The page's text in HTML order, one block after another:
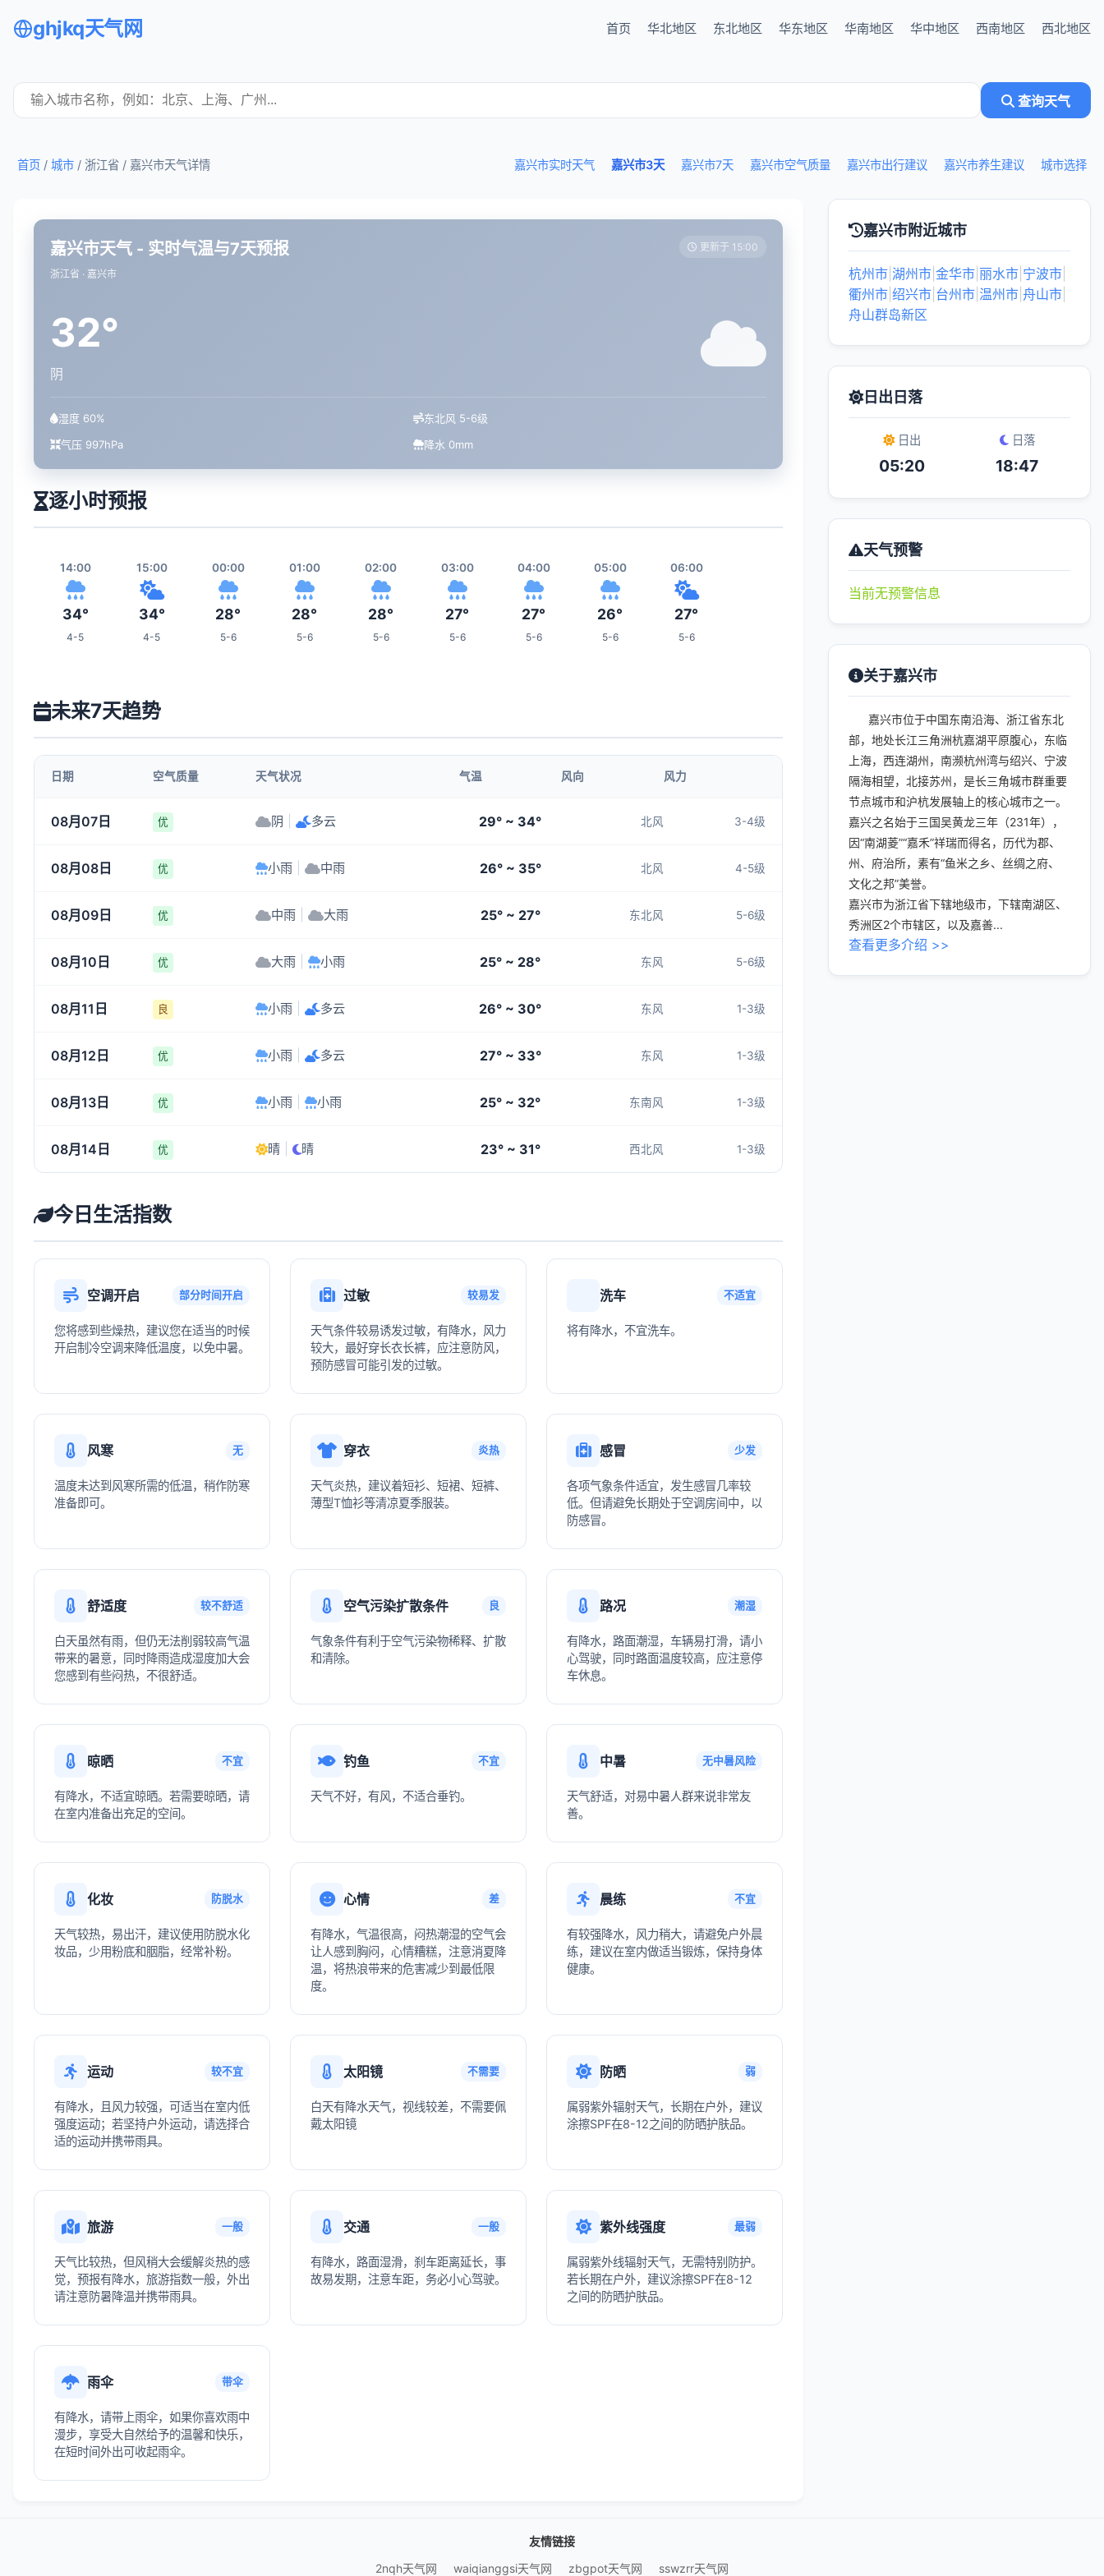
ghjkq天气网 首页 华北地区 东北地区 华东地区 华南地区 华中地区 西南地区 西北地区
查询天气
嘉兴市实时天气 嘉兴市3天 嘉兴市7天 嘉兴市空气质量 嘉兴市出行建议 嘉兴市养生建议 城市选择
首页 / 城市 / 浙江省 / 嘉兴市天气详情
嘉兴市天气 - 实时气温与7天预报
浙江省 · 嘉兴市
更新于 15:00
32°
阴
湿度 60%
东北风 5-6级
气压 997hPa
降水 0mm
逐小时预报
14:00
34°
4-5
15:00
34°
4-5
00:00
28°
5-6
01:00
28°
5-6
02:00
28°
5-6
03:00
27°
5-6
04:00
27°
5-6
05:00
26°
5-6
06:00
27°
5-6
5-6 5-6 5-6 4-5 5-6 5-6 5-6 5-6 4-5
4-5 4-5 3-4
未来7天趋势
日期 空气质量 天气状况 气温 风向 风力
08月07日 优 阴 多云 29° ~ 34° 北风 3-4级
08月08日 优 小雨 中雨 26° ~ 35° 北风 4-5级
08月09日 优 中雨 大雨 25° ~ 27° 东北风 5-6级
08月10日 优 大雨 小雨 25° ~ 28° 东风 5-6级
08月11日 良 小雨 多云 26° ~ 30° 东风 1-3级
08月12日 优 小雨 多云 27° ~ 33° 东风 1-3级
08月13日 优 小雨 小雨 25° ~ 32° 东南风 1-3级
08月14日 优 晴 晴 23° ~ 31° 西北风 1-3级
今日生活指数
空调开启 部分时间开启
您将感到些燥热，建议您在适当的时候
开启制冷空调来降低温度，以免中暑。
过敏 较易发
天气条件较易诱发过敏，有降水，风力
较大，最好穿长衣长裤，应注意防风，
预防感冒可能引发的过敏。
洗车 不适宜
将有降水，不宜洗车。
风寒 无
温度未达到风寒所需的低温，稍作防寒
准备即可。
穿衣 炎热
天气炎热，建议着短衫、短裙、短裤、
薄型T恤衫等清凉夏季服装。
感冒 少发
各项气象条件适宜，发生感冒几率较
低。但请避免长期处于空调房间中，以
防感冒。
舒适度 较不舒适
白天虽然有雨，但仍无法削弱较高气温
带来的暑意，同时降雨造成湿度加大会
您感到有些闷热，不很舒适。
空气污染扩散条件 良
气象条件有利于空气污染物稀释、扩散
和清除。
路况 潮湿
有降水，路面潮湿，车辆易打滑，请小
心驾驶，同时路面温度较高，应注意停
车休息。
晾晒 不宜
有降水，不适宜晾晒。若需要晾晒，请
在室内准备出充足的空间。
钓鱼 不宜
天气不好，有风，不适合垂钓。
中暑 无中暑风险
天气舒适，对易中暑人群来说非常友
善。
化妆 防脱水
天气较热，易出汗，建议使用防脱水化
妆品，少用粉底和胭脂，经常补粉。
心情 差
有降水，气温很高，闷热潮湿的空气会
让人感到胸闷，心情糟糕，注意消夏降
温，将热浪带来的危害减少到最低限
度。
晨练 不宜
有较强降水，风力稍大，请避免户外晨
练，建议在室内做适当锻炼，保持身体
健康。
运动 较不宜
有降水，且风力较强，可适当在室内低
强度运动；若坚持户外运动，请选择合
适的运动并携带雨具。
太阳镜 不需要
白天有降水天气，视线较差，不需要佩
戴太阳镜
防晒 弱
属弱紫外辐射天气，长期在户外，建议
涂擦SPF在8-12之间的防晒护肤品。
旅游 一般
天气比较热，但风稍大会缓解炎热的感
觉，预报有降水，旅游指数一般，外出
请注意防暑降温并携带雨具。
交通 一般
有降水，路面湿滑，刹车距离延长，事
故易发期，注意车距，务必小心驾驶。
紫外线强度 最弱
属弱紫外线辐射天气，无需特别防护。
若长期在户外，建议涂擦SPF在8-12
之间的防晒护肤品。
雨伞 带伞
有降水，请带上雨伞，如果你喜欢雨中
漫步，享受大自然给予的温馨和快乐，
在短时间外出可收起雨伞。
嘉兴市附近城市
杭州市 湖州市 金华市 丽水市 宁波市
衢州市 绍兴市 台州市 温州市 舟山市
舟山群岛新区
日出日落
日出
05:20
日落
18:47
天气预警
当前无预警信息
关于嘉兴市
嘉兴市位于中国东南沿海、浙江省东北
部，地处长江三角洲杭嘉湖平原腹心，东临
上海，西连湖州，南濒杭州湾与绍兴、宁波
隔海相望，北接苏州，是长三角城市群重要
节点城市和沪杭发展轴上的核心城市之一。
嘉兴之名始于三国吴黄龙三年（231年），
因“南湖菱”“嘉禾”祥瑞而得名，历代为郡、
州、府治所，素有“鱼米之乡、丝绸之府、
文化之邦”美誉。
嘉兴市为浙江省下辖地级市，下辖南湖区、
秀洲区2个市辖区，以及嘉善...
查看更多介绍 >>
友情链接
2nqh天气网
waiqianggsi天气网 zbgpot天气网 sswzrr天气网